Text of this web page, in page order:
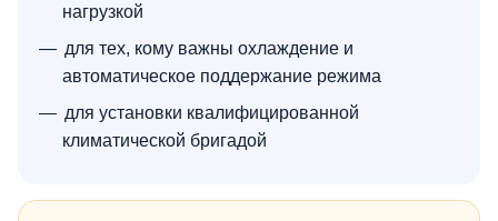
нагрузкой
для тех, кому важны охлаждение и
автоматическое поддержание режима
для установки квалифицированной
климатической бригадой